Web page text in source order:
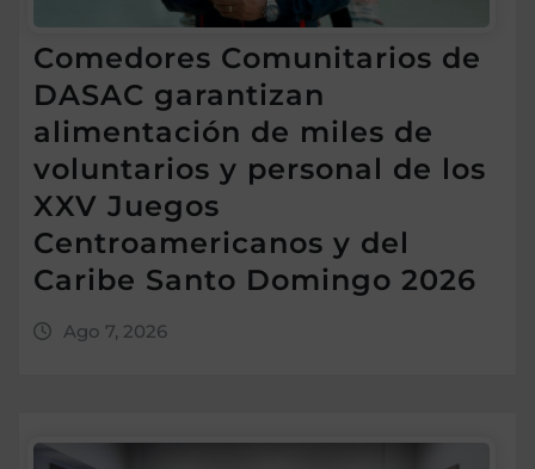
Comedores Comunitarios de
DASAC garantizan
alimentación de miles de
voluntarios y personal de los
XXV Juegos
Centroamericanos y del
Caribe Santo Domingo 2026
Ago 7, 2026